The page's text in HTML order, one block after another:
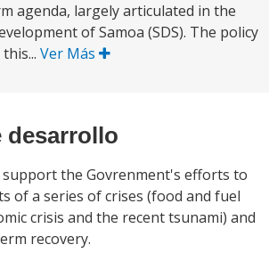
agenda, largely articulated in the
of Samoa (SDS). The policy
Ver Más
desarrollo
the Govrenment's efforts to
of a series of crises (food and fuel
crisis and the recent tsunami) and
recovery.